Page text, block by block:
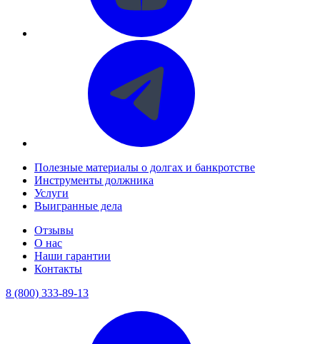
Полезные материалы о долгах и банкротстве
Инструменты должника
Услуги
Выигранные дела
Отзывы
О нас
Наши гарантии
Контакты
8 (800) 333-89-13